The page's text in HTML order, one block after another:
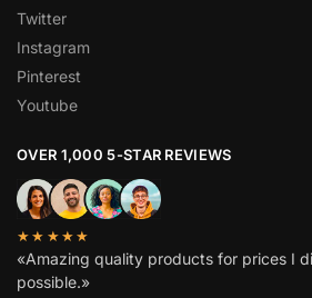
Twitter
Instagram
Pinterest
Youtube
OVER 1,000 5-STAR REVIEWS
★★★★★
«Amazing quality products for prices I
possible.»